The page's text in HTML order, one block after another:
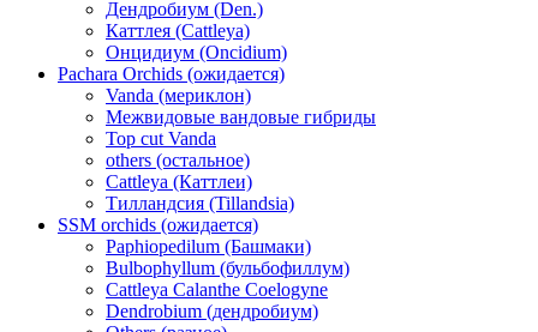
Дендробиум (Den.)
Каттлея (Cattleya)
Онцидиум (Oncidium)
Pachara Orchids (ожидается)
Vanda (мериклон)
Межвидовые вандовые гибриды
Top cut Vanda
others (остальное)
Cattleya (Каттлеи)
Тилландсия (Tillandsia)
SSM orchids (ожидается)
Paphiopedilum (Башмаки)
Bulbophyllum (бульбофиллум)
Cattleya Calanthe Coelogyne
Dendrobium (дендробиум)